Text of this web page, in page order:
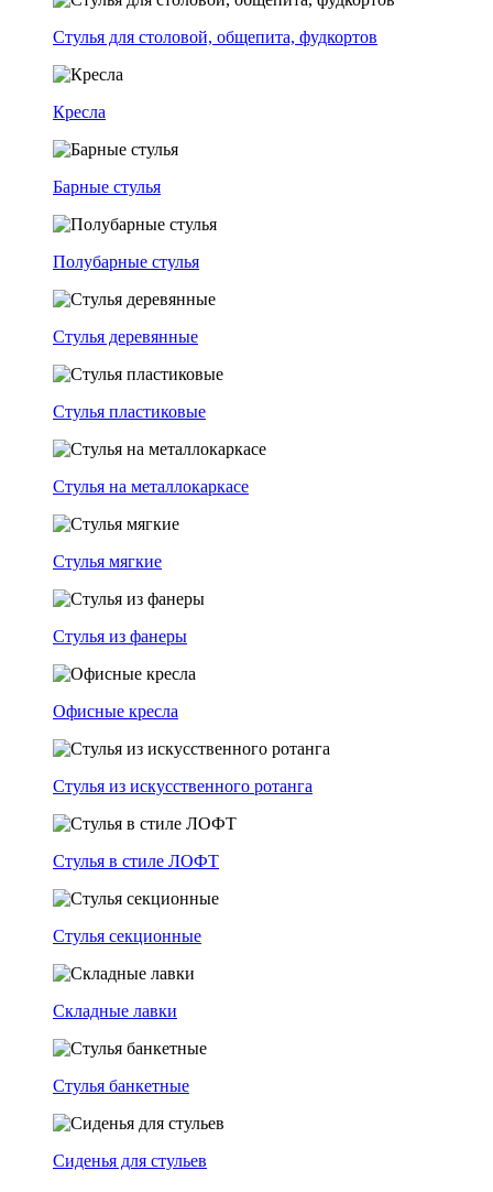
Стулья для столовой, общепита, фудкортов
Кресла
Барные стулья
Полубарные стулья
Стулья деревянные
Стулья пластиковые
Стулья на металлокаркасе
Стулья мягкие
Стулья из фанеры
Офисные кресла
Стулья из искусственного ротанга
Стулья в стиле ЛОФТ
Стулья секционные
Складные лавки
Стулья банкетные
Сиденья для стульев